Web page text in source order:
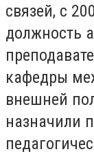
связей, с
должность
кафедры
внешней
назначили